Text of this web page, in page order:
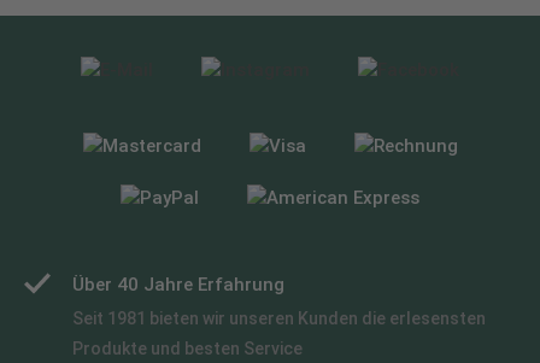
Über 40 Jahre Erfahrung
Seit 1981 bieten wir unseren Kunden die erlesensten
Produkte und besten Service